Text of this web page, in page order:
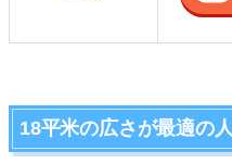
18平米の広さが最適の人